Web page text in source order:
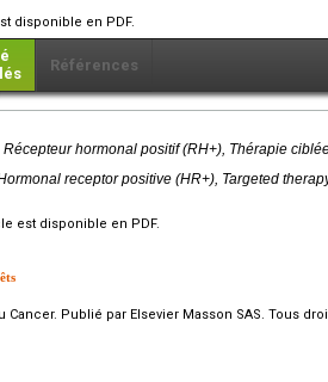
disponible en PDF.
Références
hormonal positif (RH+), Thérapie
receptor positive (HR+), Targeted
est disponible en PDF.
Publié par Elsevier Masson SAS. Tous